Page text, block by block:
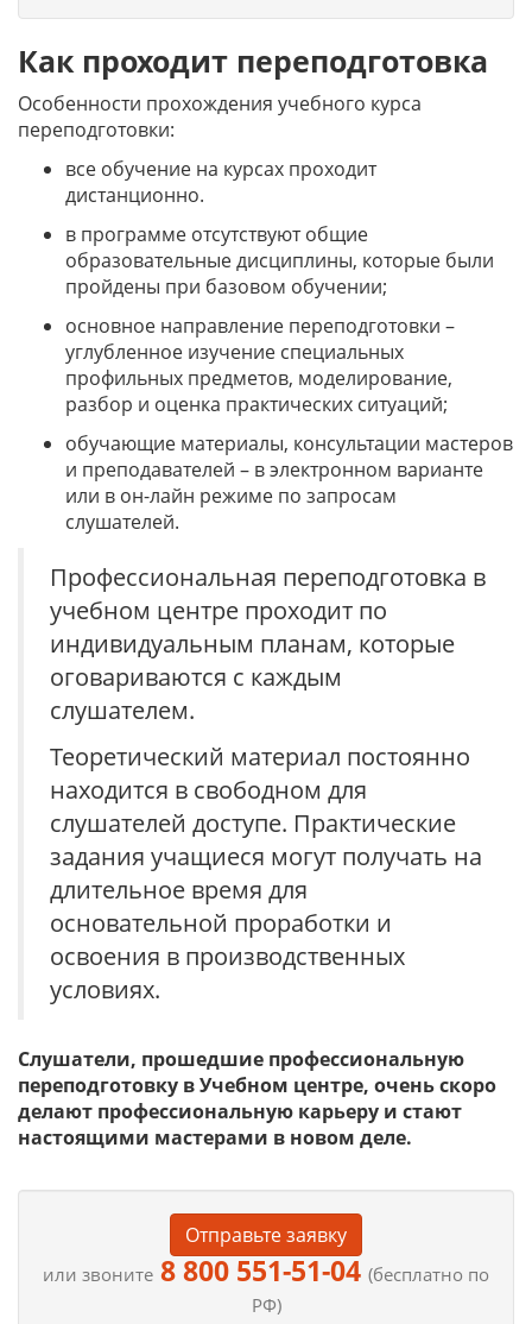
Как проходит переподготовка
Особенности прохождения учебного курса
переподготовки:
все обучение на курсах проходит
дистанционно.
в программе отсутствуют общие
образовательные дисциплины, которые были
пройдены при базовом обучении;
основное направление переподготовки –
углубленное изучение специальных
профильных предметов, моделирование,
разбор и оценка практических ситуаций;
обучающие материалы, консультации мастеров
и преподавателей – в электронном варианте
или в он-лайн режиме по запросам
слушателей.
Профессиональная переподготовка в
учебном центре проходит по
индивидуальным планам, которые
оговариваются с каждым
слушателем.
Теоретический материал постоянно
находится в свободном для
слушателей доступе. Практические
задания учащиеся могут получать на
длительное время для
основательной проработки и
освоения в производственных
условиях.
Слушатели, прошедшие профессиональную
переподготовку в Учебном центре, очень скоро
делают профессиональную карьеру и стают
настоящими мастерами в новом деле.
Отправьте заявку
или звоните 8 800 551-51-04 (бесплатно по
РФ)